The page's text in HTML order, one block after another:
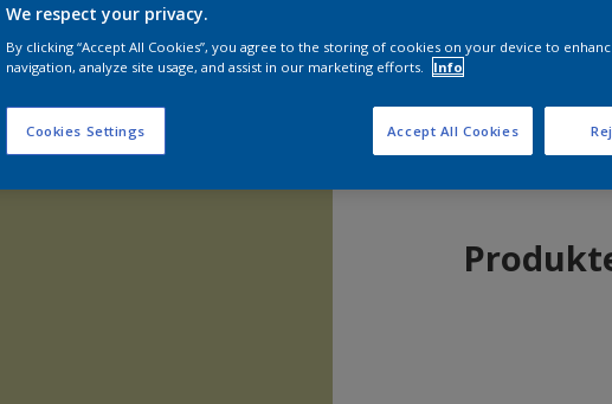
We respect your privacy.
By clicking “Accept All Cookies”, you agree to the storing of cookies on your device to
navigation, analyze site usage, and assist in our marketing efforts.
Info
Cookies Settings Accept All Cookies